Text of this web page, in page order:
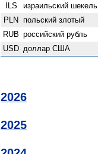
ILS израильский шекель
PLN польский злотый
RUB российский рубль
USD доллар США
2026
2025